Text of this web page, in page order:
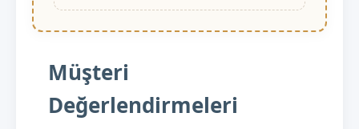
Müşteri
Değerlendirmeleri